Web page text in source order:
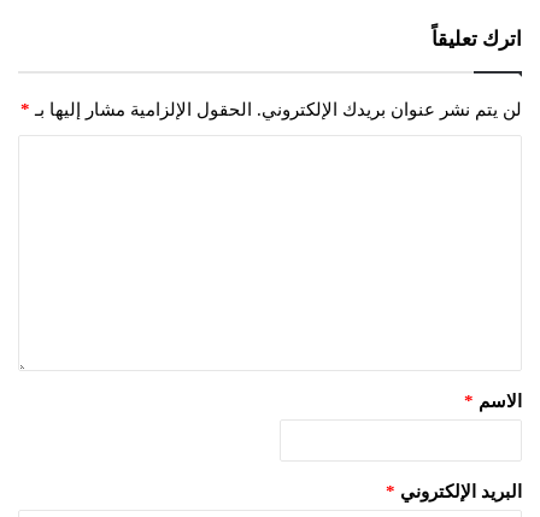
اترك تعليقاً
لن يتم نشر عنوان بريدك الإلكتروني. الحقول الإلزامية مشار إليها بـ *
الاسم *
البريد الإلكتروني *